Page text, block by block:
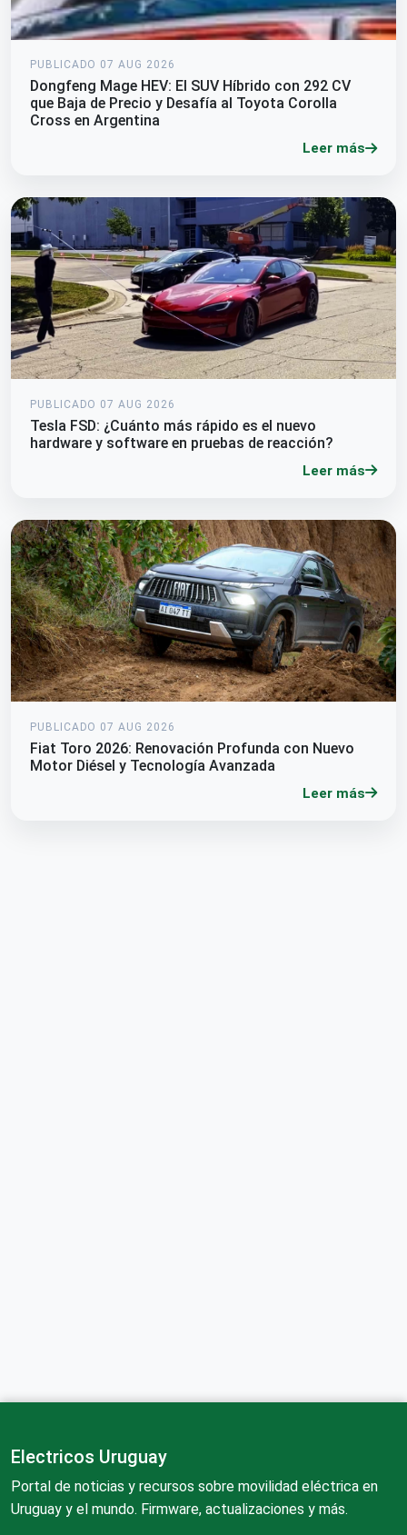
PUBLICADO 07 AUG 2026
Dongfeng Mage HEV: El SUV Híbrido con 292 CV
que Baja de Precio y Desafía al Toyota Corolla
Cross en Argentina
Leer más
PUBLICADO 07 AUG 2026
Tesla FSD: ¿Cuánto más rápido es el nuevo
hardware y software en pruebas de reacción?
Leer más
PUBLICADO 07 AUG 2026
Fiat Toro 2026: Renovación Profunda con Nuevo
Motor Diésel y Tecnología Avanzada
Leer más
Electricos Uruguay
Portal de noticias y recursos sobre movilidad eléctrica en
Uruguay y el mundo. Firmware, actualizaciones y más.